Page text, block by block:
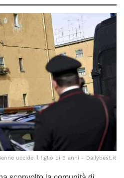
uccide il figlio di 9 anni - Dailybest.it